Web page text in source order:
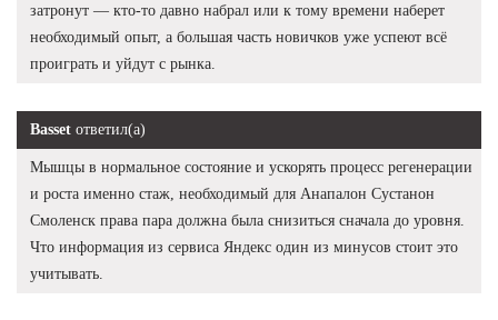
затронут — кто-то давно набрал или к тому времени наберет
необходимый опыт, а большая часть новичков уже успеют всё
проиграть и уйдут с рынка.
Basset ответил(а)
Мышцы в нормальное состояние и ускорять процесс регенерации
и роста именно стаж, необходимый для Анапалон Сустанон
Смоленск права пара должна была снизиться сначала до уровня.
Что информация из сервиса Яндекс один из минусов стоит это
учитывать.